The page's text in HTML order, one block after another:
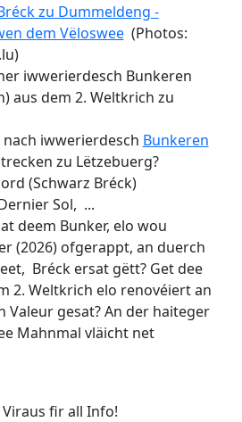
zu Dummeldeng -
dem Vëloswee(Photos:
iwwerierdesch Bunkeren
aus dem 2. Weltkrich zu
iwwerierdesch Bunkeren
zu Lëtzebuerg?
(Schwarz Bréck)
Sol, ...
deem Bunker, elo wou
(2026) ofgerappt, an duerch
Bréck ersat gëtt? Get dee
2. Weltkrich elo renovéiert an
Valeur gesat? An der haiteger
Mahnmal vläicht net
fir all Info!